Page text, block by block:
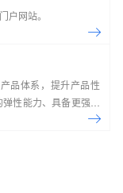
户网站。
品体系，提升产品性
性能力、具备更强的
云原生+分布式为核心
智能化数据库管控平
发者提供从公共云到